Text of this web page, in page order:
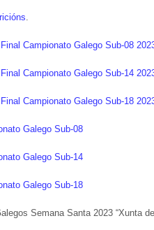
.
Campionato Galego Sub-08
Campionato Galego Sub-14
Campionato Galego Sub-18
Galego Sub-08
Galego Sub-14
Galego Sub-18
Semana Santa 2023 “Xunta